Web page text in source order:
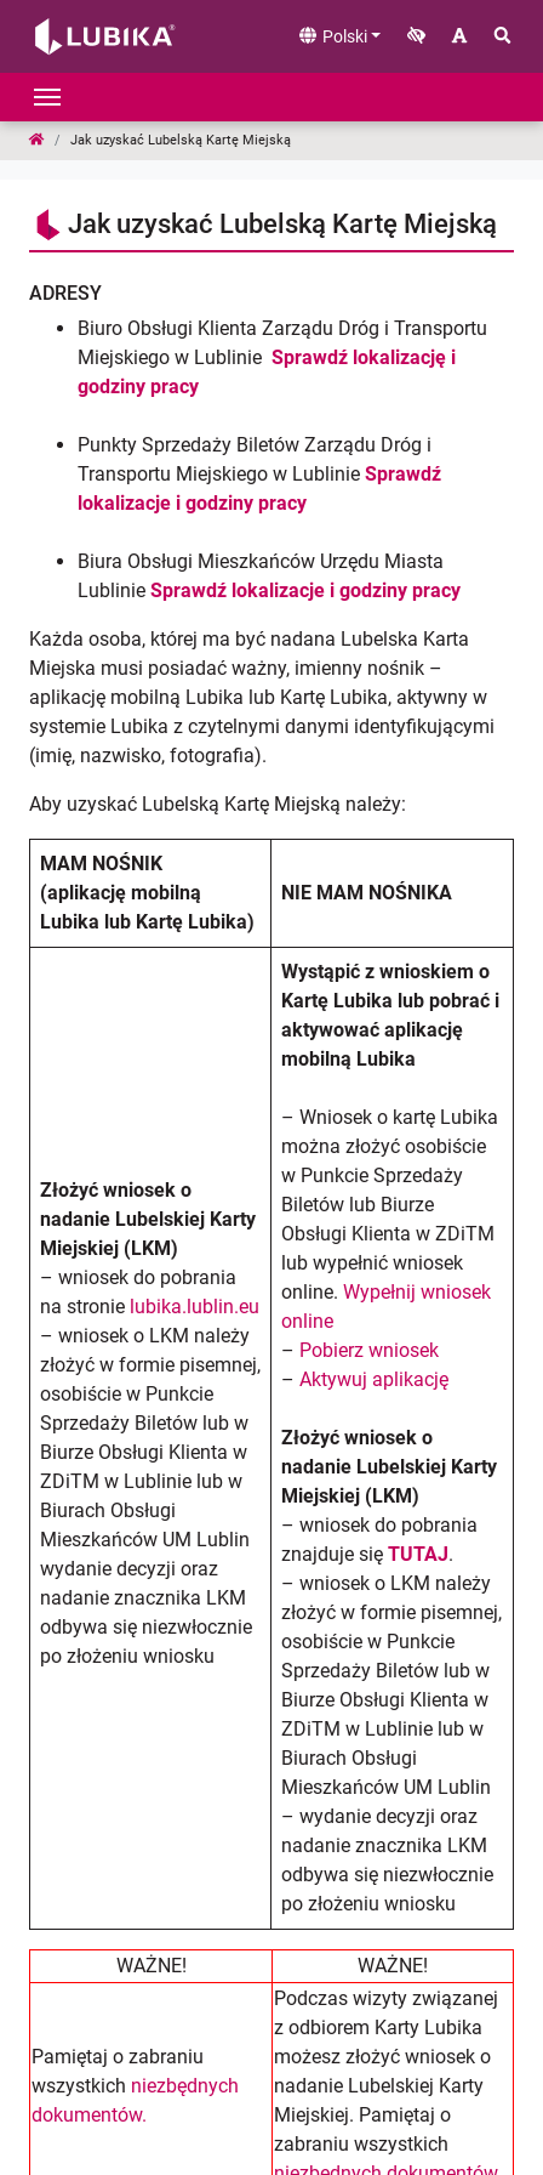
Przejdź do treści
Polski
LUBIKAJak uzyskać Lubelską Kartę Miejską
Jak uzyskać Lubelską Kartę Miejską
ADRESY
Biuro Obsługi Klienta Zarządu Dróg i Transportu
Miejskiego w Lublinie Sprawdź lokalizację i
godziny pracy
Punkty Sprzedaży Biletów Zarządu Dróg i
Transportu Miejskiego w Lublinie Sprawdź
lokalizacje i godziny pracy
Biura Obsługi Mieszkańców Urzędu Miasta
Lublinie Sprawdź lokalizacje i godziny pracy
Każda osoba, której ma być nadana Lubelska Karta
Miejska musi posiadać ważny, imienny nośnik –
aplikację mobilną Lubika lub Kartę Lubika, aktywny w
systemie Lubika z czytelnymi danymi identyfikującymi
(imię, nazwisko, fotografia).
Aby uzyskać Lubelską Kartę Miejską należy:
MAM NOŚNIK
(aplikację mobilną
Lubika lub Kartę Lubika)
NIE MAM NOŚNIKA
Złożyć wniosek o
nadanie Lubelskiej Karty
Miejskiej (LKM)
– wniosek do pobrania
na stronie lubika.lublin.eu
– wniosek o LKM należy
złożyć w formie pisemnej,
osobiście w Punkcie
Sprzedaży Biletów lub w
Biurze Obsługi Klienta w
ZDiTM w Lublinie lub w
Biurach Obsługi
Mieszkańców UM Lublin
wydanie decyzji oraz
nadanie znacznika LKM
odbywa się niezwłocznie
po złożeniu wniosku
Wystąpić z wnioskiem o
Kartę Lubika lub pobrać i
aktywować aplikację
mobilną Lubika
– Wniosek o kartę Lubika
można złożyć osobiście
w Punkcie Sprzedaży
Biletów lub Biurze
Obsługi Klienta w ZDiTM
lub wypełnić wniosek
online. Wypełnij wniosek
online
– Pobierz wniosek
– Aktywuj aplikację
Złożyć wniosek o
nadanie Lubelskiej Karty
Miejskiej (LKM)
– wniosek do pobrania
znajduje się TUTAJ.
– wniosek o LKM należy
złożyć w formie pisemnej,
osobiście w Punkcie
Sprzedaży Biletów lub w
Biurze Obsługi Klienta w
ZDiTM w Lublinie lub w
Biurach Obsługi
Mieszkańców UM Lublin
– wydanie decyzji oraz
nadanie znacznika LKM
odbywa się niezwłocznie
po złożeniu wniosku
WAŻNE! WAŻNE!
Pamiętaj o zabraniu
wszystkich niezbędnych
dokumentów.
Podczas wizyty związanej
z odbiorem Karty Lubika
możesz złożyć wniosek o
nadanie Lubelskiej Karty
Miejskiej. Pamiętaj o
zabraniu wszystkich